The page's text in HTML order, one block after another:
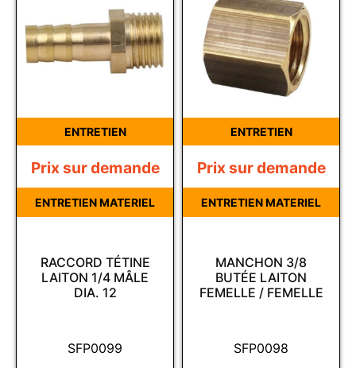
ENTRETIEN
SFP0099
RACCORD TÉTINE
LAITON 1/4 MÂLE
DIA. 12
Prix sur demande
ENTRETIEN MATERIEL
ENTRETIEN
SFP0098
MANCHON 3/8
BUTÉE LAITON
FEMELLE / FEMELLE
Prix sur demande
ENTRETIEN MATERIEL